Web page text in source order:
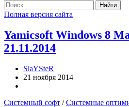
Найти
Полная версия сайта
Yamicsoft Windows 8
21.11.2014
SlaYSteR
21 ноября 2014
Системный софт /Системные